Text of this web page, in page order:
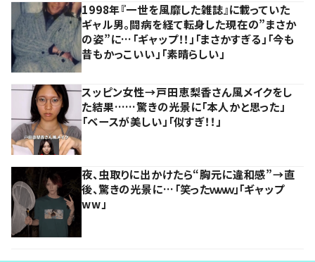
1998年『一世を風靡した雑誌』に載っていた
ギャル男。闘病を経て転身した現在の”まさか
の姿”に…「ギャップ！！」「まさかすぎる」「今も
昔もかっこいい」「素晴らしい」
スッピン女性→戸田恵梨香さん風メイクをし
た結果……驚きの光景に「本人かと思った」
「ベースが美しい」「似すぎ！！」
夜、虫取りに出かけたら“胸元に違和感”→直
後、驚きの光景に…「笑ったｗｗｗ」「ギャップ
ww」